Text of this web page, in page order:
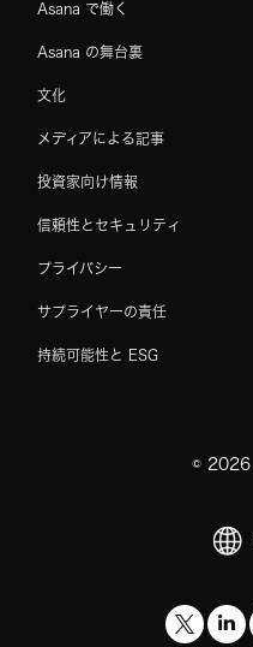
Asana で働く
Asana の舞台裏
文化
メディアによる記事
投資家向け情報
信頼性とセキュリティ
プライバシー
サプライヤーの責任
持続可能性と ESG
© 2026